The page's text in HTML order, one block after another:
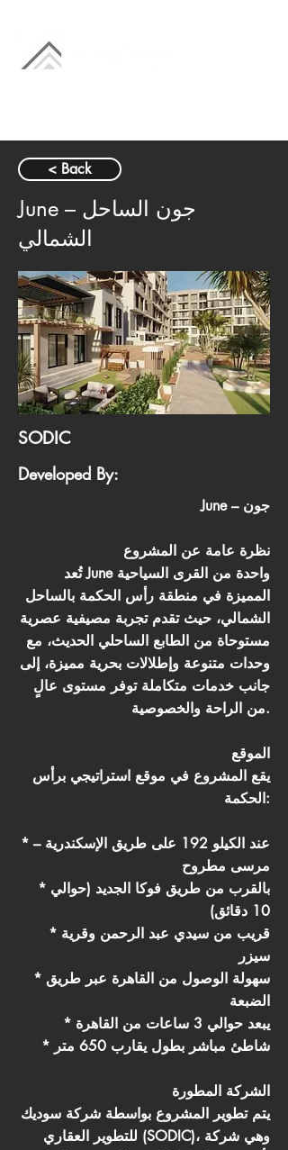
< Back
June – جون الساحل
الشمالي
SODIC
Developed By:
June – جون
نظرة عامة عن المشروع
تُعد June واحدة من القرى السياحية
المميزة في منطقة رأس الحكمة بالساحل
الشمالي، حيث تقدم تجربة مصيفية عصرية
مستوحاة من الطابع الساحلي الحديث، مع
وحدات متنوعة وإطلالات بحرية مميزة، إلى
جانب خدمات متكاملة توفر مستوى عالٍ
من الراحة والخصوصية.
الموقع
يقع المشروع في موقع استراتيجي برأس
الحكمة:
* عند الكيلو 192 على طريق الإسكندرية –
مرسى مطروح
* بالقرب من طريق فوكا الجديد (حوالي
10 دقائق)
* قريب من سيدي عبد الرحمن وقرية
سيزر
* سهولة الوصول من القاهرة عبر طريق
الضبعة
* يبعد حوالي 3 ساعات من القاهرة
* شاطئ مباشر بطول يقارب 650 متر
الشركة المطورة
يتم تطوير المشروع بواسطة شركة سوديك
للتطوير العقاري (SODIC)، وهي شركة